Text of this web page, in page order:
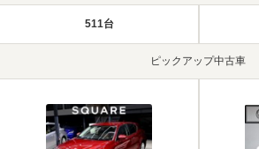
511台
ピックアップ中古車